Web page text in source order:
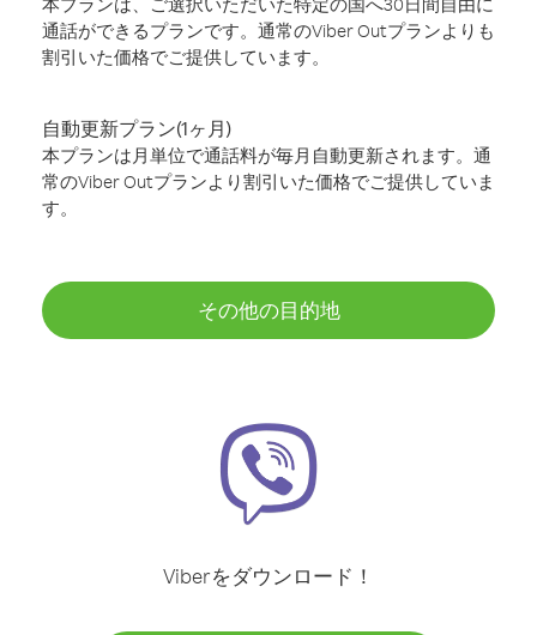
通話ができるプランです。通常のViber Outプランよりも
割引いた価格でご提供しています。
自動更新プラン(1ヶ月)
本プランは月単位で通話料が毎月自動更新されます。通
常のViber Outプランより割引いた価格でご提供していま
す。
その他の目的地
Viberをダウンロード！